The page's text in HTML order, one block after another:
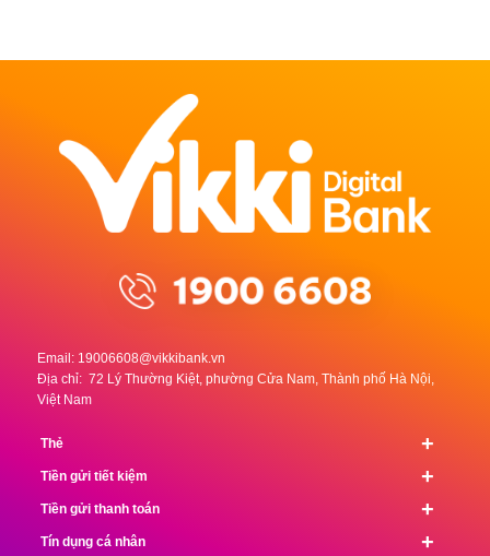
Email: 19006608@vikkibank.vn
Địa chỉ: 72 Lý Thường Kiệt, phường Cửa Nam, Thành phố Hà Nội,
Việt Nam
+
Thẻ
+
Tiền gửi tiết kiệm
+
Tiền gửi thanh toán
+
Tín dụng cá nhân